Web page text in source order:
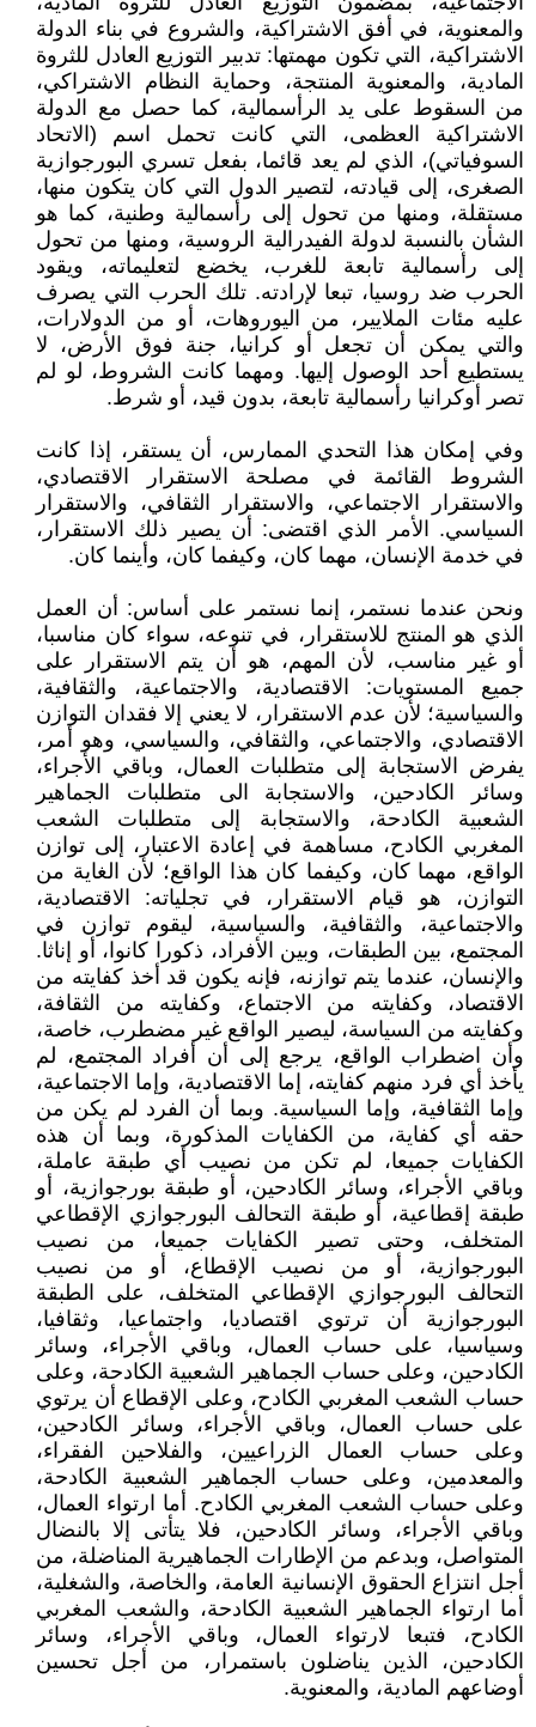
والمعنوية، في أفق الاشتراكية، والشروع في بناء الدولة
الاشتراكية، التي تكون مهمتها: تدبير التوزيع العادل للثروة
المادية، والمعنوية المنتجة، وحماية النظام الاشتراكي،
من السقوط على يد الرأسمالية، كما حصل مع الدولة
الاشتراكية العظمى، التي كانت تحمل اسم (الاتحاد
السوفياتي)، الذي لم يعد قائما، بفعل تسري البورجوازية
الصغرى، إلى قيادته، لتصير الدول التي كان يتكون منها،
مستقلة، ومنها من تحول إلى رأسمالية وطنية، كما هو
الشأن بالنسبة لدولة الفيدرالية الروسية، ومنها من تحول
إلى رأسمالية تابعة للغرب، يخضع لتعليماته، ويقود
الحرب ضد روسيا، تبعا لإرادته. تلك الحرب التي يصرف
عليه مئات الملايير، من اليوروهات، أو من الدولارات،
والتي يمكن أن تجعل أو كرانيا، جنة فوق الأرض، لا
يستطيع أحد الوصول إليها. ومهما كانت الشروط، لو لم
تصر أوكرانيا رأسمالية تابعة، بدون قيد، أو شرط.
وفي إمكان هذا التحدي الممارس، أن يستقر، إذا كانت
الشروط القائمة في مصلحة الاستقرار الاقتصادي،
والاستقرار الاجتماعي، والاستقرار الثقافي، والاستقرار
السياسي. الأمر الذي اقتضى: أن يصير ذلك الاستقرار،
في خدمة الإنسان، مهما كان، وكيفما كان، وأينما كان.
ونحن عندما نستمر، إنما نستمر على أساس: أن العمل
الذي هو المنتج للاستقرار، في تنوعه، سواء كان مناسبا،
أو غير مناسب، لأن المهم، هو أن يتم الاستقرار على
جميع المستويات: الاقتصادية، والاجتماعية، والثقافية،
والسياسية؛ لأن عدم الاستقرار، لا يعني إلا فقدان التوازن
الاقتصادي، والاجتماعي، والثقافي، والسياسي، وهو أمر،
يفرض الاستجابة إلى متطلبات العمال، وباقي الأجراء،
وسائر الكادحين، والاستجابة الى متطلبات الجماهير
الشعبية الكادحة، والاستجابة إلى متطلبات الشعب
المغربي الكادح، مساهمة في إعادة الاعتبار، إلى توازن
الواقع، مهما كان، وكيفما كان هذا الواقع؛ لأن الغاية من
التوازن، هو قيام الاستقرار، في تجلياته: الاقتصادية،
والاجتماعية، والثقافية، والسياسية، ليقوم توازن في
المجتمع، بين الطبقات، وبين الأفراد، ذكورا كانوا، أو إناثا.
والإنسان، عندما يتم توازنه، فإنه يكون قد أخذ كفايته من
الاقتصاد، وكفايته من الاجتماع، وكفايته من الثقافة،
وكفايته من السياسة، ليصير الواقع غير مضطرب، خاصة،
وأن اضطراب الواقع، يرجع إلى أن أفراد المجتمع، لم
يأخذ أي فرد منهم كفايته، إما الاقتصادية، وإما الاجتماعية،
وإما الثقافية، وإما السياسية. وبما أن الفرد لم يكن من
حقه أي كفاية، من الكفايات المذكورة، وبما أن هذه
الكفايات جميعا، لم تكن من نصيب أي طبقة عاملة،
وباقي الأجراء، وسائر الكادحين، أو طبقة بورجوازية، أو
طبقة إقطاعية، أو طبقة التحالف البورجوازي الإقطاعي
المتخلف، وحتى تصير الكفايات جميعا، من نصيب
البورجوازية، أو من نصيب الإقطاع، أو من نصيب
التحالف البورجوازي الإقطاعي المتخلف، على الطبقة
البورجوازية أن ترتوي اقتصاديا، واجتماعيا، وثقافيا،
وسياسيا، على حساب العمال، وباقي الأجراء، وسائر
الكادحين، وعلى حساب الجماهير الشعبية الكادحة، وعلى
حساب الشعب المغربي الكادح، وعلى الإقطاع أن يرتوي
على حساب العمال، وباقي الأجراء، وسائر الكادحين،
وعلى حساب العمال الزراعيين، والفلاحين الفقراء،
والمعدمين، وعلى حساب الجماهير الشعبية الكادحة،
وعلى حساب الشعب المغربي الكادح. أما ارتواء العمال،
وباقي الأجراء، وسائر الكادحين، فلا يتأتى إلا بالنضال
المتواصل، وبدعم من الإطارات الجماهيرية المناضلة، من
أجل انتزاع الحقوق الإنسانية العامة، والخاصة، والشغلية،
أما ارتواء الجماهير الشعبية الكادحة، والشعب المغربي
الكادح، فتبعا لارتواء العمال، وباقي الأجراء، وسائر
الكادحين، الذين يناضلون باستمرار، من أجل تحسين
أوضاعهم المادية، والمعنوية.